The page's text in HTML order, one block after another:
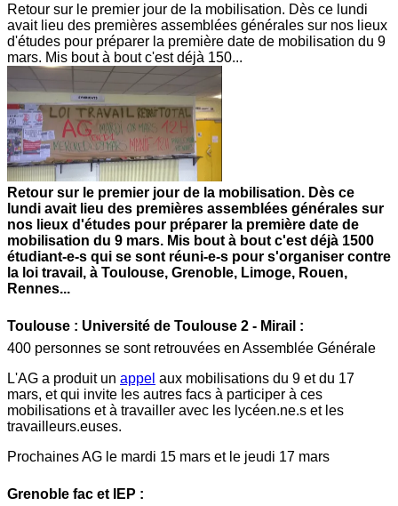
Retour sur le premier jour de la mobilisation. Dès ce lundi
avait lieu des premières assemblées générales sur nos lieux
d'études pour préparer la première date de mobilisation du 9
mars. Mis bout à bout c'est déjà 150...
Retour sur le premier jour de la mobilisation. Dès ce
lundi avait lieu des premières assemblées générales sur
nos lieux d'études pour préparer la première date de
mobilisation du 9 mars. Mis bout à bout c'est déjà 1500
étudiant-e-s qui se sont réuni-e-s pour s'organiser contre
la loi travail, à Toulouse, Grenoble, Limoge, Rouen,
Rennes...
Toulouse : Université de Toulouse 2 - Mirail :
400 personnes se sont retrouvées en Assemblée Générale
L'AG a produit un appel aux mobilisations du 9 et du 17
mars, et qui invite les autres facs à participer à ces
mobilisations et à travailler avec les lycéen.ne.s et les
travailleurs.euses.
Prochaines AG le mardi 15 mars et le jeudi 17 mars
Grenoble fac et IEP :